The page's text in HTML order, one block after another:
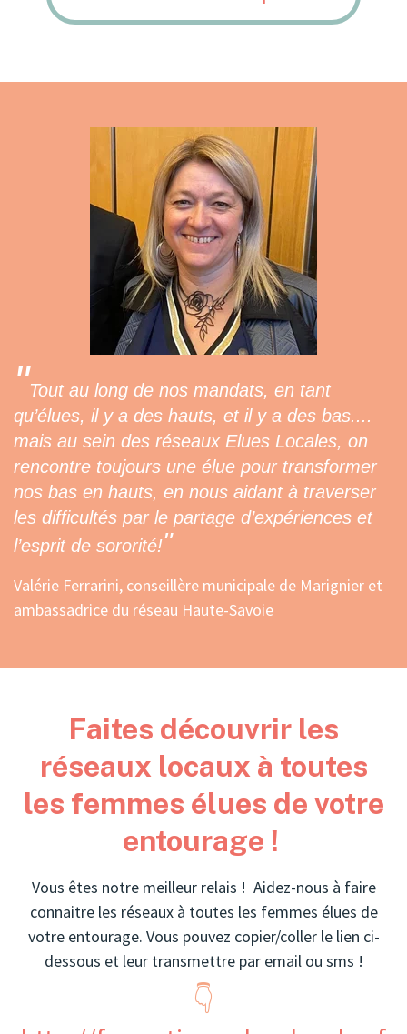
"Tout au long de nos mandats, en tant
qu’élues, il y a des hauts, et il y a des bas....
mais au sein des réseaux Elues Locales, on
rencontre toujours une élue pour transformer
nos bas en hauts, en nous aidant à traverser
les difficultés par le partage d’expériences et
l’esprit de sororité!"
Valérie Ferrarini, conseillère municipale de Marignier et
ambassadrice du réseau Haute-Savoie
Faites découvrir les
réseaux locaux à toutes
les femmes élues de votre
entourage !
Vous êtes notre meilleur relais ! Aidez-nous à faire
connaitre les réseaux à toutes les femmes élues de
votre entourage. Vous pouvez copier/coller le lien ci-
dessous et leur transmettre par email ou sms !
👇